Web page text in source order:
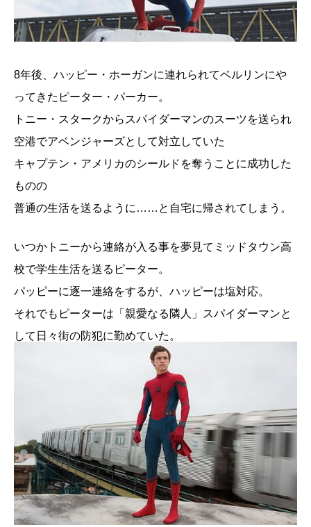
8年後、ハッピー・ホーガンに連れられてベルリンにや
ってきたピーター・パーカー。
トニー・スタークからスパイダーマンのスーツを送られ
空港でアベンジャーズとして対立していた
キャプテン・アメリカのシールドを奪うことに成功した
ものの
普通の生活を送るように……と自宅に帰されてしまう。
いつかトニーから連絡が入る事を夢見てミッドタウン高
校で学生生活を送るピーター。
パッピーに逐一連絡をするが、ハッピーは塩対応。
それでもピーターは「親愛なる隣人」スパイダーマンと
して日々街の防犯に勤めていた。